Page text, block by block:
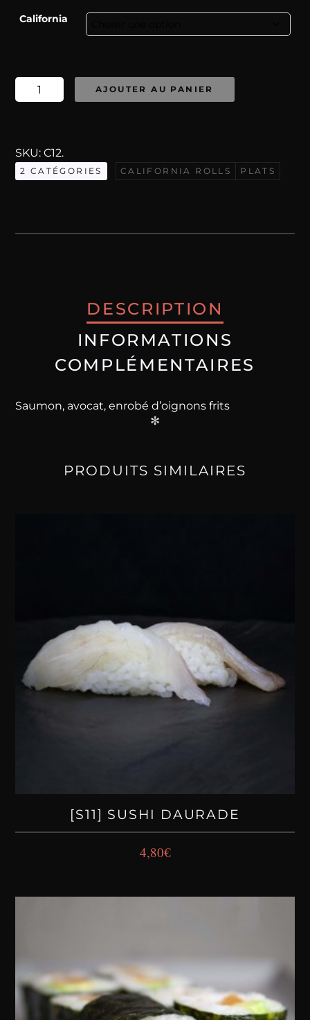
California
quantité
de
Rolls
Crispy
AJOUTER AU PANIER
SKU: C12.
2 CATÉGORIES CALIFORNIA ROLLS PLATS
DESCRIPTION
INFORMATIONS
COMPLÉMENTAIRES
Saumon, avocat, enrobé d’oignons frits
✻
PRODUITS SIMILAIRES
[S11] SUSHI DAURADE
4,80€